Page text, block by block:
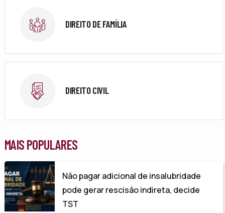
DIREITO DE FAMÍLIA
DIREITO CIVIL
MAIS POPULARES
Não pagar adicional de insalubridade
pode gerar rescisão indireta, decide
TST